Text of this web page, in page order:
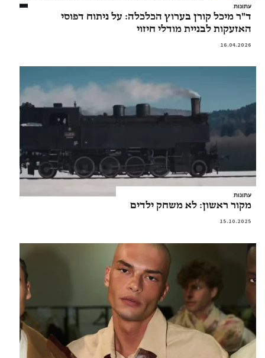
עתונות
ד"ר מיכל קורן בערוץ הכלכלה: על ניתוח דפוסי
האזעקות לבניית מודלי חיזוי
16.04.2026
עתונות
מקור ראשון: לא משחק ילדים
15.10.2025